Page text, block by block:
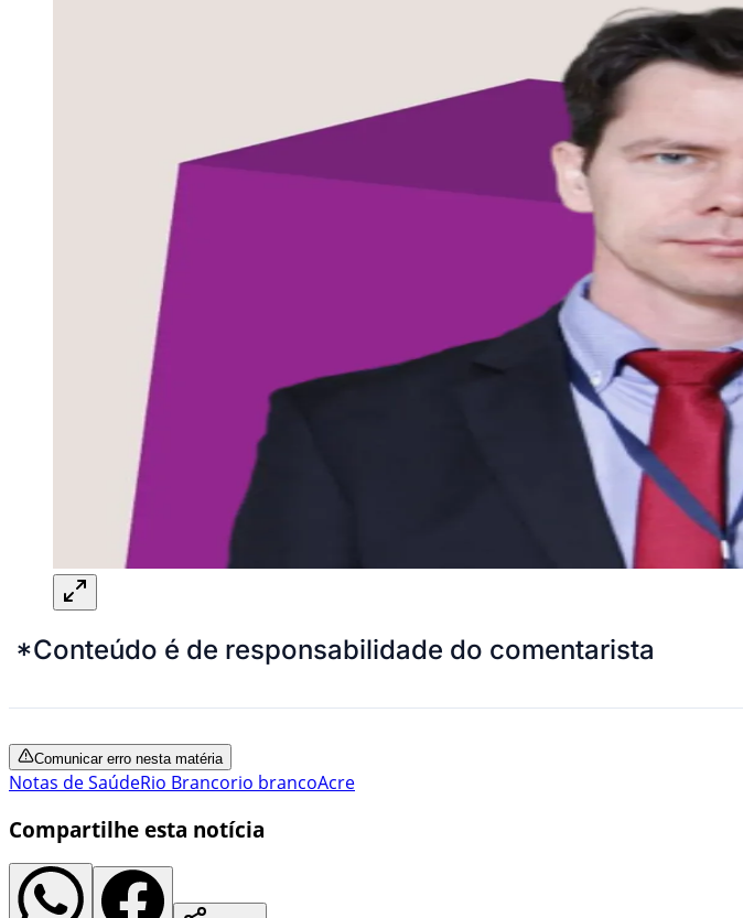
*Conteúdo é de responsabilidade do comentarista
Comunicar erro nesta matéria
Notas de SaúdeRio Brancorio brancoAcre
Compartilhe esta notícia